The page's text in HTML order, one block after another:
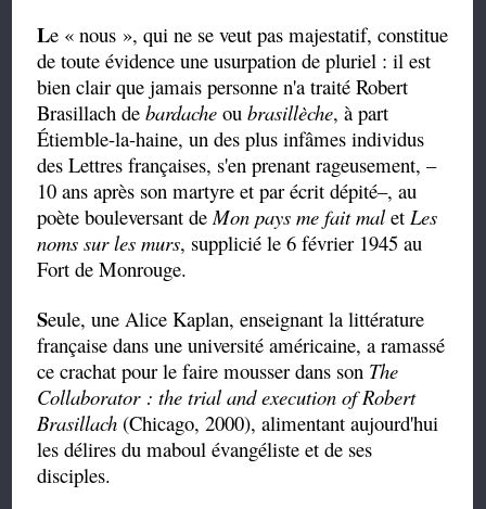
Le «nous », quine se veut pas majestatif, constitue
de toute évidence une usurpation de pluriel : il est
bien clair que jamais personne n'a traité Robert
Brasillach debardache oubrasillèche,à part
Étiemble-la-haine, un des plus infâmes individus
des Lettres françaises, s'en prenant rageusement,–
10 ans après son martyre etpar écrit dépité–, au
poète bouleversant deMon pays me fait maletLes
noms sur les murs, supplicié le 6 février 1945 au
Fort de Monrouge.
Seule, une Alice Kaplan, enseignant la littérature
française dans une université américaine, a ramassé
ce crachat pour le faire mousser dans son The
Collaborator : the trial and execution of Robert
Brasillach (Chicago, 2000), alimentant aujourd'hui
les délires du maboul évangéliste et de ses
disciples.